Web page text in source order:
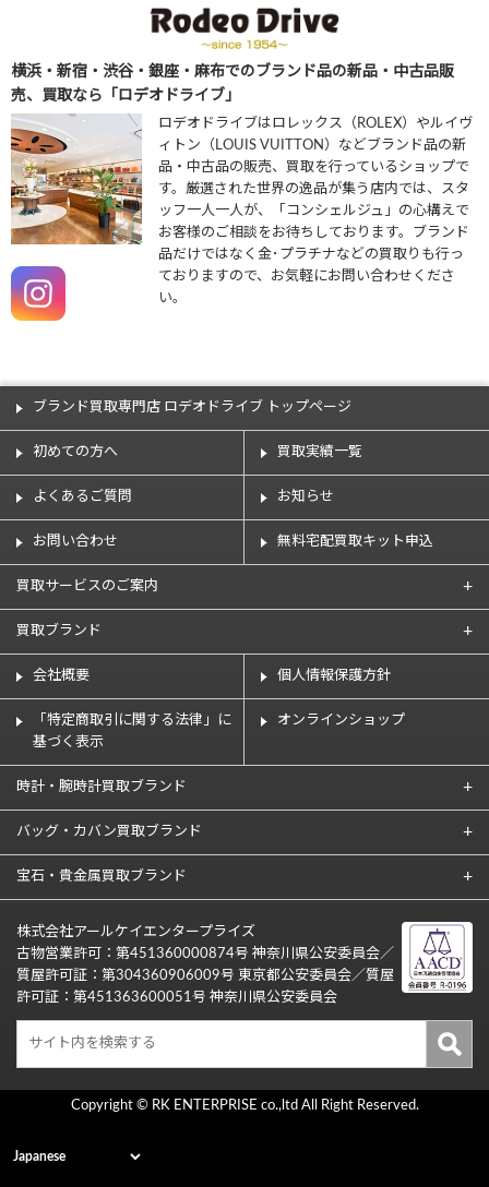
横浜・新宿・渋谷・銀座・麻布でのブランド品の新品・中古品販
売、買取なら「ロデオドライブ」
ロデオドライブはロレックス（ROLEX）やルイヴ
ィトン（LOUIS VUITTON）などブランド品の新
品・中古品の販売、買取を行っているショップで
す。厳選された世界の逸品が集う店内では、スタ
ッフ一人一人が、「コンシェルジュ」の心構えで
お客様のご相談をお待ちしております。ブランド
品だけではなく金･プラチナなどの買取りも行っ
ておりますので、お気軽にお問い合わせくださ
い。
ブランド買取専門店 ロデオドライブ トップページ
初めての方へ 買取実績一覧
よくあるご質問 お知らせ
お問い合わせ 無料宅配買取キット申込
買取サービスのご案内
買取ブランド
会社概要 個人情報保護方針
「特定商取引に関する法律」に
基づく表示
オンラインショップ
時計・腕時計買取ブランド
バッグ・カバン買取ブランド
宝石・貴金属買取ブランド
株式会社アールケイエンタープライズ
古物営業許可：第451360000874号 神奈川県公安委員会／
質屋許可証：第304360906009号 東京都公安委員会／質屋
許可証：第451363600051号 神奈川県公安委員会
Copyright © RK ENTERPRISE co.,ltd All Right Reserved.